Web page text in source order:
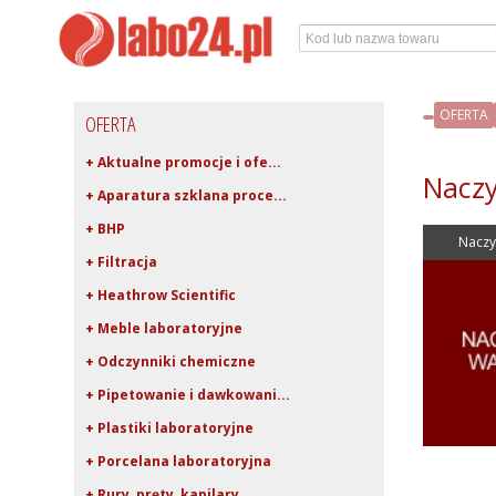
OFERTA
+ Aktualne promocje i ofe...
+ Aparatura szklana proce...
+ BHP
+ Filtracja
+ Heathrow Scientific
+ Meble laboratoryjne
+ Odczynniki chemiczne
+ Pipetowanie i dawkowani...
+ Plastiki laboratoryjne
+ Porcelana laboratoryjna
OFERTA